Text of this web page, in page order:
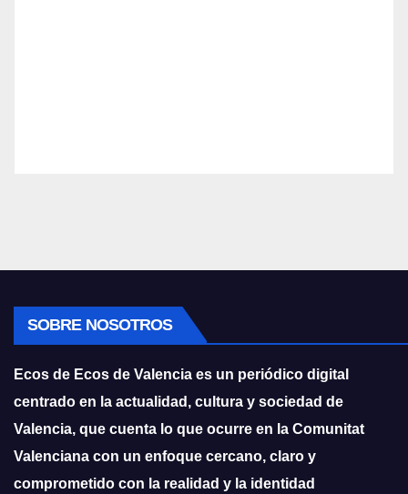
SOBRE NOSOTROS
Ecos de Ecos de Valencia es un periódico digital
centrado en la actualidad, cultura y sociedad de
Valencia, que cuenta lo que ocurre en la Comunitat
Valenciana con un enfoque cercano, claro y
comprometido con la realidad y la identidad